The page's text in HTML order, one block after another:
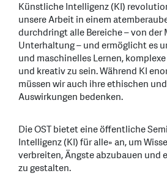
Künstliche Intelligenz (KI)
unsere Arbeit in einem
durchdringt alle Bereiche – von der
Unterhaltung – und ermöglicht es
und maschinelles Lernen,
und kreativ zu sein. Während KI
müssen wir auch ihre ethischen
Auswirkungen bedenken.
Die OST bietet eine öffentliche
Intelligenz (KI) für alle» an, um
verbreiten, Ängste abzubauen und
zu gestalten.